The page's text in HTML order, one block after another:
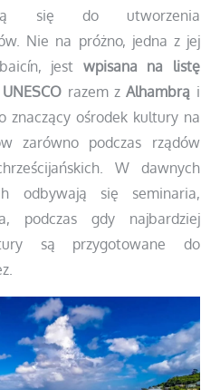
się do utworzenia
Nie na próżno, jedna z jej
jest wpisana na listę
razem zAlhambrą i
znaczący ośrodek kultury na
zarówno podczas rządów
W dawnych
odbywają się seminaria,
podczas gdy najbardziej
są przygotowane do